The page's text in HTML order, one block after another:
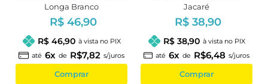
Longa Branco
R$ 46,90
R$ 46,90 à vista no PIX
até 6x de R$7,82 s/juros
Comprar
Jacaré
R$ 38,90
R$ 38,90 à vista no PIX
até 6x de R$6,48 s/juros
Comprar